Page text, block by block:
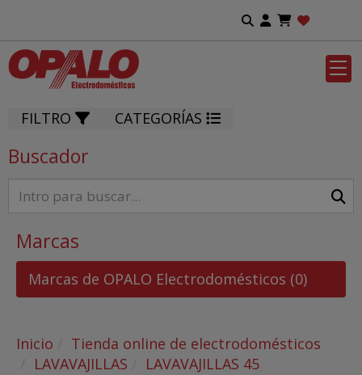
FILTRO CATEGORÍAS
Buscador
Marcas
Marcas de OPALO Electrodomésticos (0)
Inicio
Tienda online de electrodomésticos
LAVAVAJILLAS
LAVAVAJILLAS 45